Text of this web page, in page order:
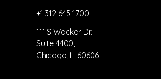
+1 312 645 1700
111 S Wacker Dr.
Suite 4400,
Chicago, IL 60606